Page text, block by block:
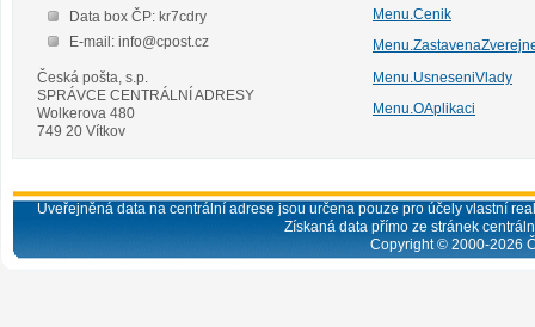
Data box ČP: kr7cdry
E-mail: info@cpost.cz
Česká pošta, s.p.
SPRÁVCE CENTRÁLNÍ ADRESY
Wolkerova 480
749 20 Vítkov
Menu.Cenik
Menu.UsneseniVlady
Menu.OAplikaci
Uveřejněná data na centrální adrese jsou určena pouze pro účely vlastní
Získaná data přímo ze stránek
Copyright © 2000-2026